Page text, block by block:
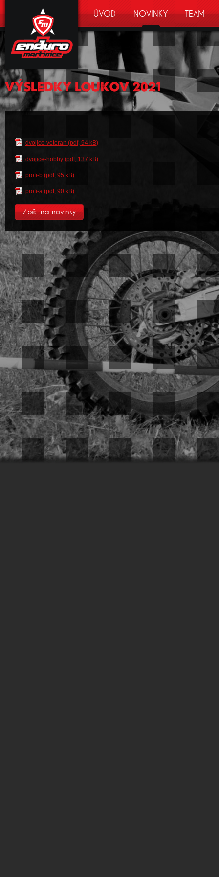
VÝSLEDKY LOUKOV 2021
dvojice-veteran (pdf, 94 kB)
dvojice-hobby (pdf, 137 kB)
profi-b (pdf, 95 kB)
profi-a (pdf, 90 kB)
Zpět na novinky
enduro
martinice
ÚVOD NOVINKY TEAM